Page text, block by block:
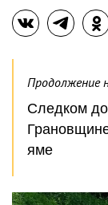
Продолжение
Следком
яме